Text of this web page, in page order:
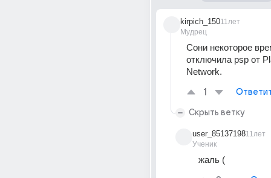
kirpich_150
Мудрец
11лет
Сони некоторое
отключила psp от
Network.
1
Скрыть ветку
user_85137198
Ученик
11лет
жаль (